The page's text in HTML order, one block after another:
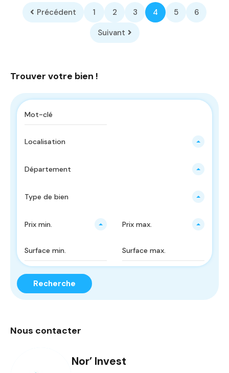
Précédent 1 2 3 4 5
6
Suivant
Trouver votre bien !
Localisation
Département
Type de bien
Prix ​​min. Prix ​​max.
Recherche
Nous contacter
Nor’ Invest